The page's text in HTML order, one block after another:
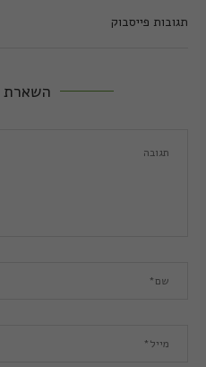
תגובות פייסבוק
השארת